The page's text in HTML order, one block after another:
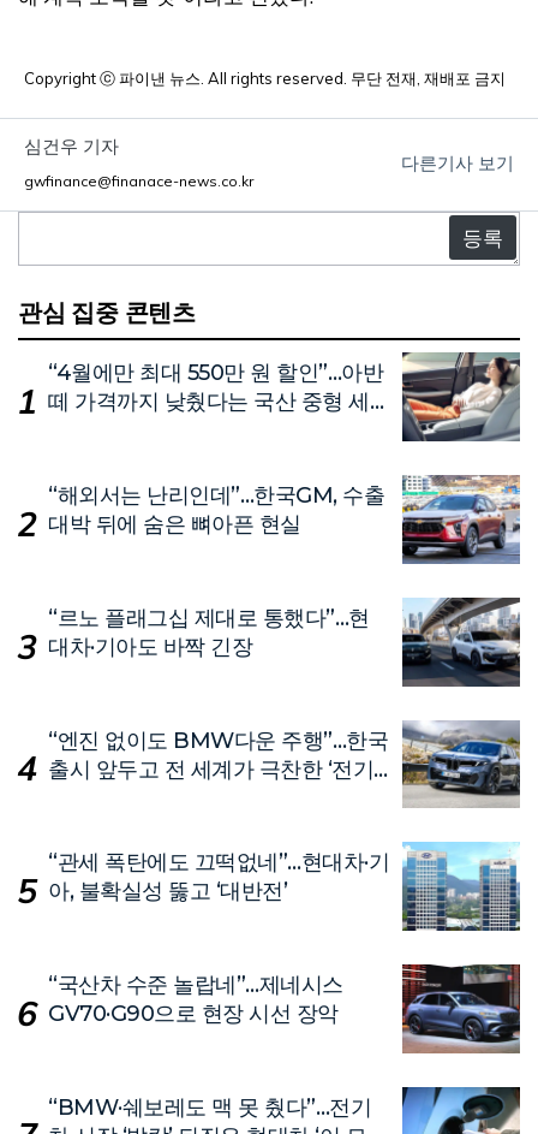
Copyright ⓒ 파이낸 뉴스. All rights reserved. 무단 전재, 재배포 금지
심건우 기자
gwfinance@finanace-news.co.kr
다른기사 보기
글
관심 집중 콘텐츠
“4월에만 최대 550만 원 할인”…아반
떼 가격까지 낮췄다는 국산 중형 세
“해외서는 난리인데”…한국GM, 수출
대박 뒤에 숨은 뼈아픈 현실
“르노 플래그십 제대로 통했다”…현
대차·기아도 바짝 긴장
“엔진 없이도 BMW다운 주행”…한국
출시 앞두고 전 세계가 극찬한 ‘전기
“관세 폭탄에도 끄떡없네”…현대차·기
아, 불확실성 뚫고 ‘대반전’
“국산차 수준 놀랍네”…제네시스
GV70·G90으로 현장 시선 장악
“BMW·쉐보레도 맥 못 췄다”…전기